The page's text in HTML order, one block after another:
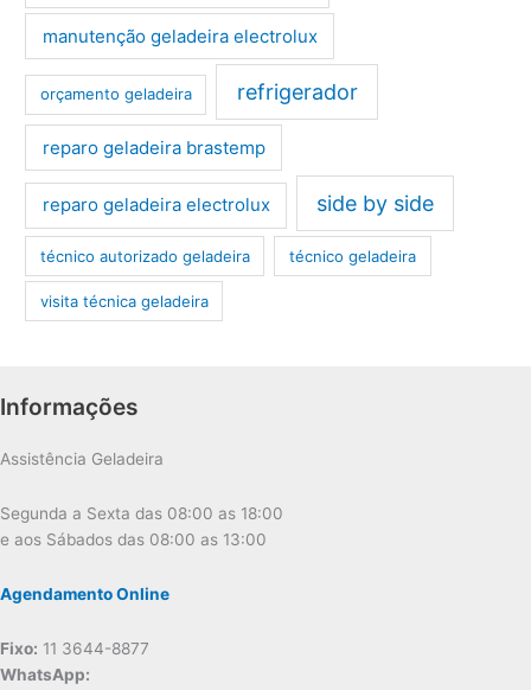
manutenção geladeira electrolux
orçamento geladeira refrigerador
reparo geladeira brastemp
reparo geladeira electrolux side by side
técnico autorizado geladeira técnico geladeira
visita técnica geladeira
Informações
Assistência Geladeira
Segunda a Sexta das 08:00 as 18:00
e aos Sábados das 08:00 as 13:00
Agendamento Online
Fixo: 11 3644-8877
WhatsApp: